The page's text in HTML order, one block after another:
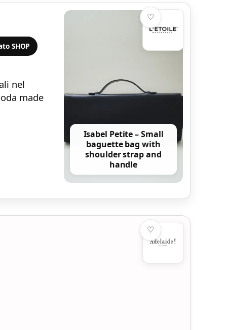
♡
SHOP
nel
made
Isabel Petite – Small
baguette bag with
shoulder strap and
handle
♡